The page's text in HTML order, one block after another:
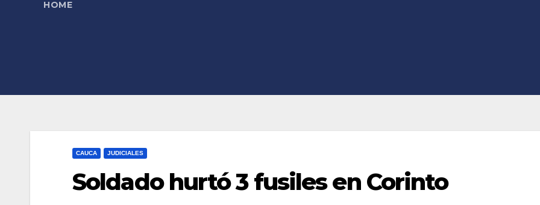
HOME
CAUCA JUDICIALES
Soldado hurtó 3 fusiles en Corinto